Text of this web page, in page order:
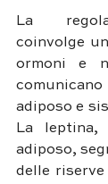
La
coinvolge
ormoni e
adiposo e
La leptina,
adiposo,
delle riserve